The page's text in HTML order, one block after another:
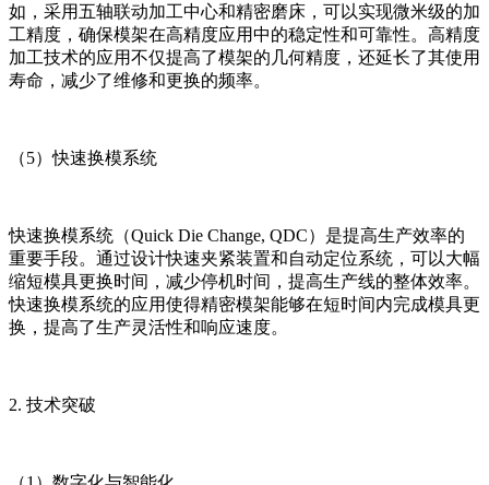
如，采用五轴联动加工中心和精密磨床，可以实现微米级的加
工精度，确保模架在高精度应用中的稳定性和可靠性。高精度
加工技术的应用不仅提高了模架的几何精度，还延长了其使用
寿命，减少了维修和更换的频率。
（5）快速换模系统
快速换模系统（Quick Die Change, QDC）是提高生产效率的
重要手段。通过设计快速夹紧装置和自动定位系统，可以大幅
缩短模具更换时间，减少停机时间，提高生产线的整体效率。
快速换模系统的应用使得精密模架能够在短时间内完成模具更
换，提高了生产灵活性和响应速度。
2. 技术突破